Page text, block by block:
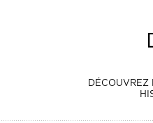
DÉCOUVREZ